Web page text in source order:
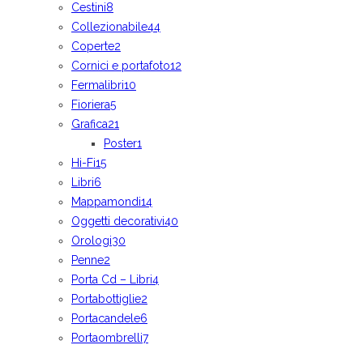
Cestini8
Collezionabile44
Coperte2
Cornici e portafoto12
Fermalibri10
Fioriera5
Grafica21
Poster1
Hi-Fi15
Libri6
Mappamondi14
Oggetti decorativi40
Orologi30
Penne2
Porta Cd – Libri4
Portabottiglie2
Portacandele6
Portaombrelli7